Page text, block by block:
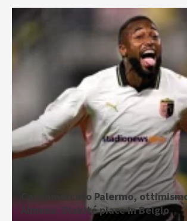
Calciomercato Palermo, ottimismo
Almena. Diakité piace in Belgio